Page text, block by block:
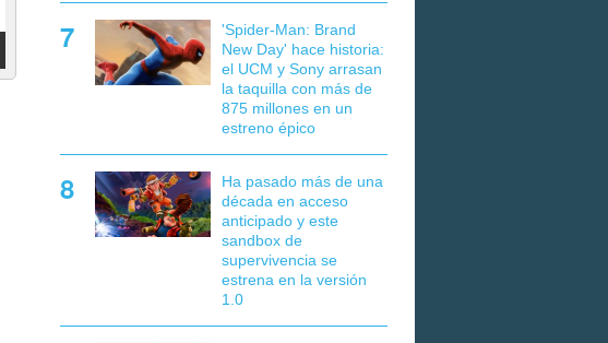
'Spider-Man: Brand
New Day' hace historia:
el UCM y Sony arrasan
la taquilla con más de
875 millones en un
estreno épico
Ha pasado más de una
década en acceso
anticipado y este
sandbox de
supervivencia se
estrena en la versión
1.0